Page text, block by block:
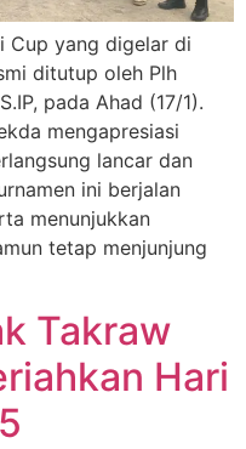
Cup yang digelar di
ditutup oleh Plh
pada Ahad (17/1).
mengapresiasi
lancar dan
ini berjalan
menunjukkan
tetap menjunjung
Takraw
Hari